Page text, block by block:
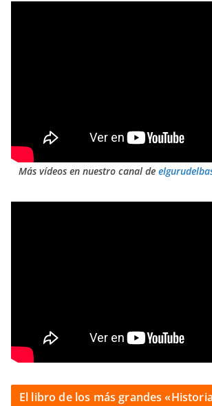
Más vídeos en nuestro canal de
El libro de los más grandes